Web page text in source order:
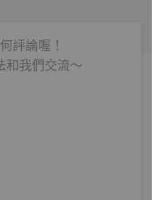
介紹禪的特點：
評論喔！
和我們交流～